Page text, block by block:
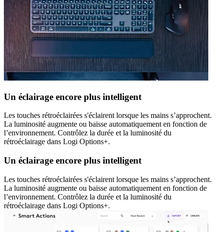
Un éclairage encore plus intelligent
Les touches rétroéclairées s'éclairent lorsque les mains s’approchent.
La luminosité augmente ou baisse automatiquement en fonction de
l’environnement. Contrôlez la durée et la luminosité du
rétroéclairage dans Logi Options+.
Un éclairage encore plus intelligent
Les touches rétroéclairées s'éclairent lorsque les mains s’approchent.
La luminosité augmente ou baisse automatiquement en fonction de
l’environnement. Contrôlez la durée et la luminosité du
rétroéclairage dans Logi Options+.